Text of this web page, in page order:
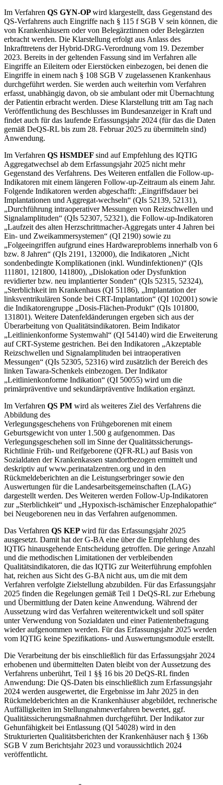
Im Verfahren QS GYN-OPwird klargestellt, dass Gegenstand des
QS-Verfahrens auch Eingriffe nach § 115 f SGB V sein können, die
von Krankenhäusern oder von Belegärztinnen oder Belegärzten
erbracht werden. Die Klarstellung erfolgt aus Anlass des
Inkrafttretens der Hybrid-DRG-Verordnung vom 19. Dezember
2023. Bereits in der geltenden Fassung sind im Verfahren alle
Eingriffe an Eileitern oder Eierstöcken einbezogen, bei denen die
Eingriffe in einem nach § 108 SGB V zugelassenen Krankenhaus
durchgeführt werden. Sie werden auch weiterhin vom Verfahren
erfasst, unabhängig davon, ob sie ambulant oder mit Übernachtung
der Patientin erbracht werden. Diese Klarstellung tritt am Tag nach
Veröffentlichung des Beschlusses im Bundesanzeiger in Kraft und
findet auch für das laufende Erfassungsjahr 2024 (für das die Daten
gemäß DeQS-RL bis zum 28. Februar 2025 zu übermitteln sind)
Anwendung.
Im Verfahren QS HSMDEF sind auf Empfehlung des IQTIG
Aggregatwechsel ab dem Erfassungsjahr 2025 nicht mehr
Gegenstand des Verfahrens. Des Weiteren entfallen die Follow-up-
Indikatoren mit einem längeren Follow-up-Zeitraum als einem Jahr.
Folgende Indikatoren werden abgeschafft: „Eingriffsdauer bei
Implantationen und Aggregat-wechseln“ (QIs 52139, 52131),
„Durchführung intraoperativer Messungen von Reizschwellen und
Signalamplituden“ (QIs 52307, 52321), die Follow-up-Indikatoren
„Laufzeit des alten Herzschrittmacher-Aggregats unter 4 Jahren bei
Ein- und Zweikammersystemen“ (QI 2190) sowie zu
„Folgeeingriffen aufgrund eines Hardwareproblems innerhalb von 6
bzw. 8 Jahren“ (QIs 2191, 132000), die Indikatoren „Nicht
sondenbedingte Komplikationen (inkl. Wundinfektionen)“ (QIs
111801, 121800, 141800), „Dislokation oder Dysfunktion
revidierter bzw. neu implantierter Sonden“ (QIs 52315, 52324),
„Sterblichkeit im Krankenhaus (QI 51186), „Implantation der
linksventrikulären Sonde bei CRT-Implantation“ (QI 102001) sowie
die Indikatorengruppe „Dosis-Flächen-Produkt“ (QIs 101800,
131801). Weitere Datenfeldänderungen ergeben sich aus der
Überarbeitung von Qualitätsindikatoren. Beim Indikator
„Leitlinienkonforme Systemwahl“ (QI 54140) wird die Erweiterung
auf CRT-Systeme gestrichen. Bei den Indikatoren „Akzeptable
Reizschwellen und Signalamplituden bei intraoperativen
Messungen“ (QIs 52305, 52316) wird zusätzlich der Bereich des
linken Tawara-Schenkels einbezogen. Der Indikator
„Leitlinienkonforme Indikation“ (QI 50055) wird um die
primärpräventive und sekundärpräventive Indikation ergänzt.
Im Verfahren QS PM wird als weiteres Ziel des Verfahrens die
Abbildung des
Verlegungsgeschehens von Frühgeborenen mit einem
Geburtsgewicht von unter 1.500 g aufgenommen. Das
Verlegungsgeschehen soll im Sinne der Qualitätssicherungs-
Richtlinie Früh- und Reifgeborene (QFR-RL) auf Basis von
Sozialdaten der Krankenkassen standortbezogen ermittelt und
deskriptiv auf www.perinatalzentren.org und in den
Rückmeldeberichten an die Leistungserbringer sowie den
Auswertungen für die Landesarbeitsgemeinschaften (LAG)
dargestellt werden. Des Weiteren werden Follow-Up-Indikatoren
zur „Sterblichkeit“ und „Hypoxisch-ischämischer Enzephalopathie“
bei Neugeborenen neu in das Verfahren aufgenommen.
Das Verfahren QS KEPwird für das Erfassungsjahr 2025
ausgesetzt. Damit hat der G-BA eine über die Empfehlung des
IQTIG hinausgehende Entscheidung getroffen. Die geringe Anzahl
und die methodischen Limitationen der verbleibenden
Qualitätsindikatoren, die das IQTIG zur Weiterführung empfohlen
hat, reichen aus Sicht des G-BA nicht aus, um die mit dem
Verfahren verfolgte Zielstellung abzubilden. Für das Erfassungsjahr
2025 finden die Regelungen gemäß Teil 1 DeQS-RL zur Erhebung
und Übermittlung der Daten keine Anwendung. Während der
Aussetzung wird das Verfahren weiterentwickelt und soll später
unter Verwendung von Sozialdaten und einer Patientenbefragung
wieder aufgenommen werden. Für das Erfassungsjahr 2025 werden
vom IQTIG keine Spezifikations- und Auswertungsmodule erstellt.
Die Verarbeitung der bis einschließlich für das Erfassungsjahr 2024
erhobenen und übermittelten Daten bleibt von der Aussetzung des
Verfahrens unberührt, Teil 1 §§ 16 bis 20 DeQS-RL finden
Anwendung: Die QS-Daten bis einschließlich zum Erfassungsjahr
2024 werden ausgewertet, die Ergebnisse im Jahr 2025 in den
Rückmeldeberichten an die Krankenhäuser abgebildet, rechnerische
Auffälligkeiten im Stellungnahmeverfahren bewertet, ggf.
Qualitätssicherungsmaßnahmen durchgeführt. Der Indikator zur
Gehunfähigkeit bei Entlassung (QI 54028) wird in den
Strukturierten Qualitätsberichten der Krankenhäuser nach § 136b
SGB V zum Berichtsjahr 2023 und voraussichtlich 2024
veröffentlicht.